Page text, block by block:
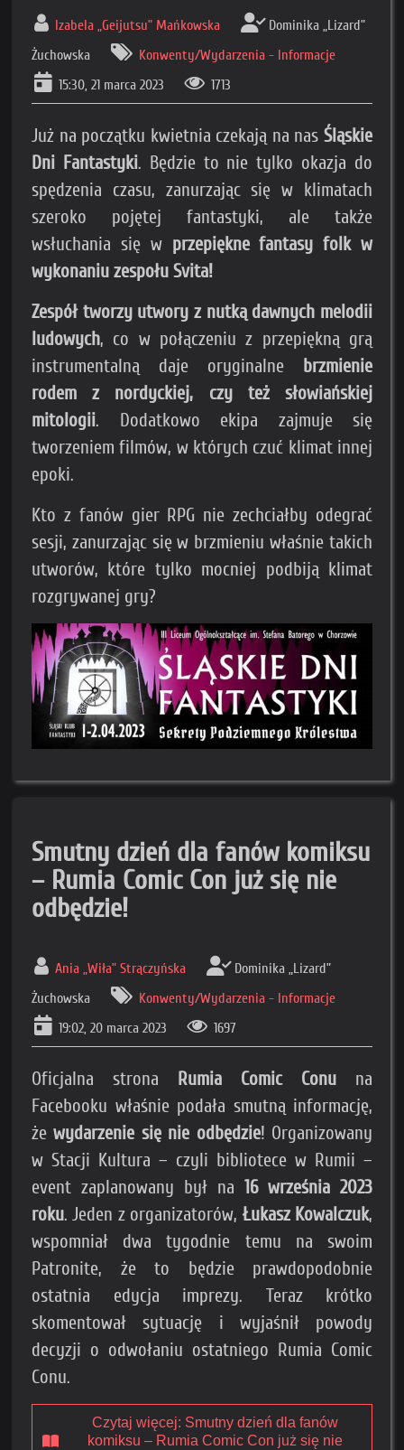
Izabela „Geijutsu” Mańkowska
Dominika „Lizard”
Żuchowska
Konwenty/Wydarzenia - Informacje
15:30, 21 marca 2023
1713
Już na początku kwietnia czekają na nas Śląskie
Dni Fantastyki. Będzie to nie tylko okazja do
spędzenia czasu, zanurzając się w klimatach
szeroko pojętej fantastyki, ale także
wsłuchania się w przepiękne fantasy folk w
wykonaniu zespołu Svita!
Zespół tworzy utwory z nutką dawnych melodii
ludowych, co w połączeniu z przepiękną grą
instrumentalną daje oryginalne brzmienie
rodem z nordyckiej, czy też słowiańskiej
mitologii. Dodatkowo ekipa zajmuje się
tworzeniem filmów, w których czuć klimat innej
epoki.
Kto z fanów gier RPG nie zechciałby odegrać
sesji, zanurzając się w brzmieniu właśnie takich
utworów, które tylko mocniej podbiją klimat
rozgrywanej gry?
Smutny dzień dla fanów komiksu
– Rumia Comic Con już się nie
odbędzie!
Ania „Wiła” Strączyńska
Dominika „Lizard”
Żuchowska
Konwenty/Wydarzenia - Informacje
19:02, 20 marca 2023
1697
Oficjalna strona Rumia Comic Conu na
Facebooku właśnie podała smutną informację,
żewydarzenie się nie odbędzie! Organizowany
w Stacji Kultura – czyli bibliotece w Rumii –
event zaplanowany był na 16 września 2023
roku. Jeden z organizatorów, Łukasz Kowalczuk,
wspomniał dwa tygodnie temu na swoim
Patronite, że to będzie prawdopodobnie
ostatnia edycja imprezy. Teraz krótko
skomentował sytuację i wyjaśnił powody
decyzji o odwołaniu ostatniego Rumia Comic
Conu.
Czytaj więcej: Smutny dzień dla fanów
komiksu – Rumia Comic Con już się nie